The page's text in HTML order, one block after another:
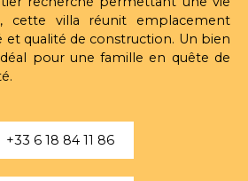
cette villa réunit emplacement
et qualité de construction. Un bien
pour une famille en quête de
+33 6 18 84 11 86